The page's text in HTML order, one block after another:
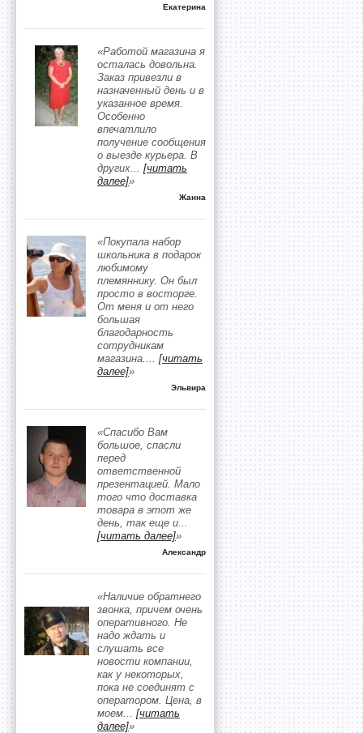
Екатерина
«Работой магазина я
осталась довольна.
Заказ привезли в
назначенный день и в
указанное время.
Особенно
впечатлило
получение сообщения
о выезде курьера. В
других... [читать
далее]»
Жанна
«Покупала набор
школьника в подарок
любимому
племяннику. Он был
просто в восторге.
От меня и от него
большая
благодарность
сотрудникам
магазина.... [читать
далее]»
Эльвира
«Спасибо Вам
большое, спасли
перед
ответственной
презентацией. Мало
того что доставка
товара в этот же
день, так еще и...
[читать далее]»
Александр
«Наличие обратнего
звонка, причем очень
оперативного. Не
надо ждать и
слушать все
новости компании,
как у некоторых,
пока не соединят с
оператором. Цена, в
моем... [читать
далее]»